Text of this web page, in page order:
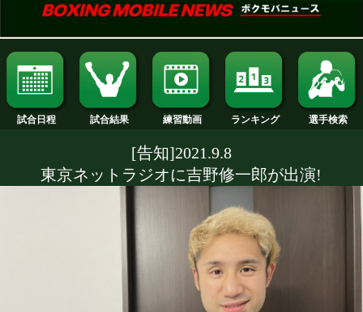
試合日程 試合結果 練習動画 ランキング
[告知]2021.9.8
東京ネットラジオに吉野修一郎が